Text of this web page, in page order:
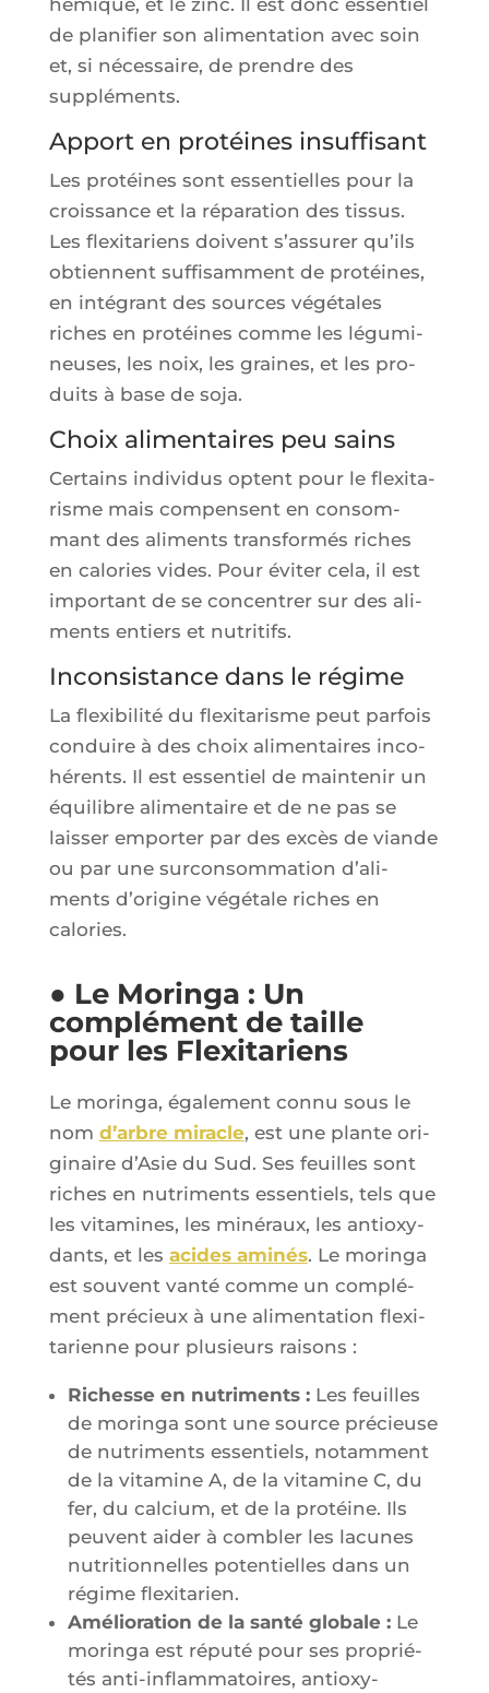
hémique, et le zinc. Il est donc essen­tiel
de pla­ni­fier son ali­men­ta­tion avec soin
et, si néces­saire, de prendre des
suppléments.
Apport en protéines insuffisant
Les pro­téines sont essen­tielles pour la
crois­sance et la répa­ra­tion des tis­sus.
Les flexi­ta­riens doivent s’as­su­rer qu’ils
obtiennent suf­fi­sam­ment de pro­téines,
en inté­grant des sources végé­tales
riches en pro­téines comme les légu­mi­
neuses, les noix, les graines, et les pro­
duits à base de soja.
Choix alimentaires peu sains
Cer­tains indi­vi­dus optent pour le flexi­ta­
risme mais com­pensent en consom­
mant des ali­ments trans­for­més riches
en calo­ries vides. Pour évi­ter cela, il est
impor­tant de se concen­trer sur des ali­
ments entiers et nutritifs.
Inconsistance dans le régime
La flexi­bi­li­té du flexi­ta­risme peut par­fois
conduire à des choix ali­men­taires inco­
hé­rents. Il est essen­tiel de main­te­nir un
équi­libre ali­men­taire et de ne pas se
lais­ser empor­ter par des excès de viande
ou par une sur­con­som­ma­tion d’a­li­
ments d’o­ri­gine végé­tale riches en
calories.
● Le Moringa : Un
complément de taille
pour les Flexitariens
Le morin­ga, éga­le­ment connu sous le
nom d’arbre miracle, est une plante ori­
gi­naire d’A­sie du Sud. Ses feuilles sont
riches en nutri­ments essen­tiels, tels que
les vita­mines, les miné­raux, les anti­oxy­
dants, et les acides ami­nés. Le morin­ga
est sou­vent van­té comme un com­plé­
ment pré­cieux à une ali­men­ta­tion flexi­
ta­rienne pour plu­sieurs raisons :
Richesse en nutri­ments :Les feuilles
de morin­ga sont une source pré­cieuse
de nutri­ments essen­tiels, notam­ment
de la vita­mine A, de la vita­mine C, du
fer, du cal­cium, et de la pro­téine. Ils
peuvent aider à com­bler les lacunes
nutri­tion­nelles poten­tielles dans un
régime flexitarien.
Amé­lio­ra­tion de la san­té glo­bale : Le
morin­ga est répu­té pour ses pro­prié­
tés anti-inflam­ma­toires, anti­oxy­